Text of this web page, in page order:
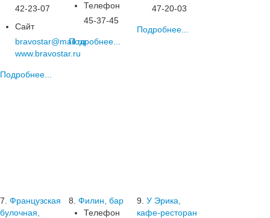
42-23-07
Сайт
bravostar@mail.ru
www.bravostar.ru
Подробнее...
Телефон
45-37-45
Подробнее...
47-20-03
Подробнее...
7. Французская
булочная,
8. Филин, бар
Телефон
9. У Эрика,
кафе-ресторан